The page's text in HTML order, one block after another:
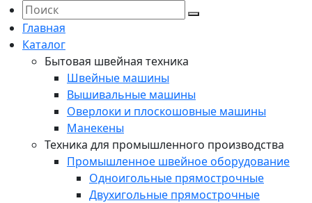
Главная
Каталог
Бытовая швейная техника
Швейные машины
Вышивальные машины
Оверлоки и плоскошовные машины
Манекены
Техника для промышленного производства
Промышленное швейное оборудование
Одноигольные прямострочные
Двухигольные прямострочные